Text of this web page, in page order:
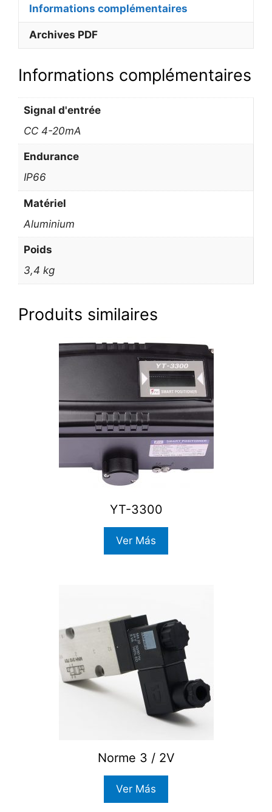
Informations complémentaires
Archives PDF
Informations complémentaires
Signal d'entrée
CC 4-20mA
Endurance
IP66
Matériel
Aluminium
Poids
3,4 kg
Produits similaires
YT-3300
Ver Más
Norme 3 / 2V
Ver Más